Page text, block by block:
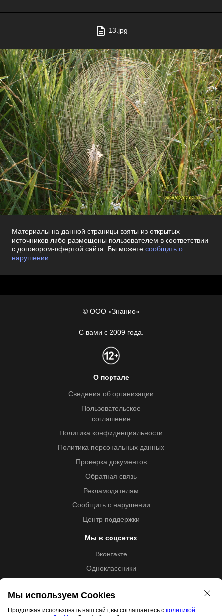
13.jpg
Материалы на данной страницы взяты из открытых
источников либо размещены пользователем в соответствии
с договором-офертой сайта. Вы можете сообщить о
нарушении.
© ООО «Знанио»
С вами с 2009 года.
О портале
Сведения об организации
Пользовательское
соглашение
Политика конфиденциальности
Политика персональных данных
Проверка документов
Обратная связь
Рекламодателям
Сообщить о нарушении
Центр поддержки
Мы в соцсетях
Вконтакте
Одноклассники
Мы используем Cookies
Продолжая использовать наш сайт, вы соглашаетесь с политикой